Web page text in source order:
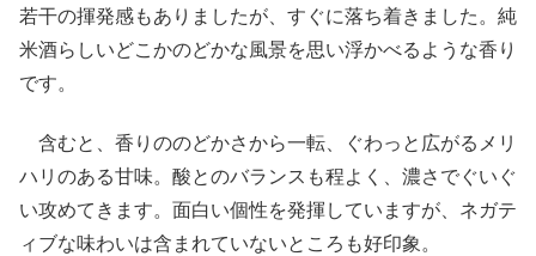
若干の揮発感もありましたが、すぐに落ち着きました。純
米酒らしいどこかのどかな風景を思い浮かべるような香り
です。
含むと、香りののどかさから一転、ぐわっと広がるメリ
ハリのある甘味。酸とのバランスも程よく、濃さでぐいぐ
い攻めてきます。面白い個性を発揮していますが、ネガテ
ィブな味わいは含まれていないところも好印象。